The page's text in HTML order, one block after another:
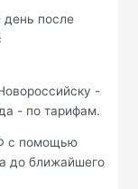
после
-
- по тарифам.
с помощью
до ближайшего